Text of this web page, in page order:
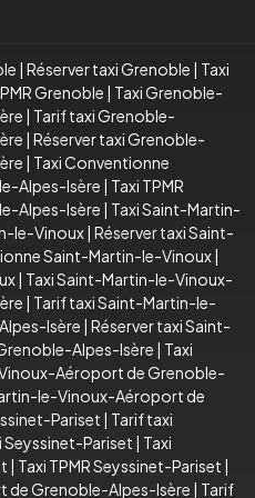
| Réserver taxi Grenoble | Taxi
Grenoble | Taxi Grenoble-
| Tarif taxi Grenoble-
| Réserver taxi Grenoble-
| Taxi Conventionne
Alpes-Isère | Taxi TPMR
Alpes-Isère | Taxi Saint-Martin-
le-Vinoux| Réserver taxi Saint-
Saint-Martin-le-Vinoux|
| Taxi Saint-Martin-le-Vinoux-
| Tarif taxi Saint-Martin-le-
Isère | Réserver taxi Saint-
Alpes-Isère | Taxi
Aéroport de Grenoble-
le-Vinoux-Aéroport de
Pariset | Tarif taxi
Seyssinet-Pariset | Taxi
| Taxi TPMR Seyssinet-Pariset |
de Grenoble-Alpes-Isère | Tarif